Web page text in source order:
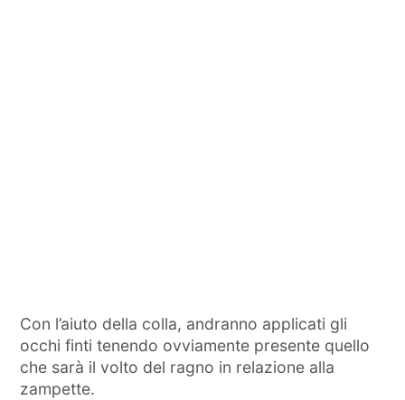
Con l’aiuto della colla, andranno applicati gli
occhi finti tenendo ovviamente presente quello
che sarà il volto del ragno in relazione alla
zampette.